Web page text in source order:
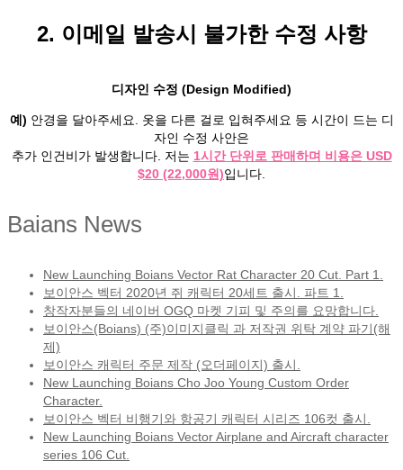
2. 이메일 발송시 불가한 수정 사항
디자인 수정 (Design Modified)
예) 안경을 달아주세요. 옷을 다른 걸로 입혀주세요 등 시간이 드는 디
자인 수정 사안은
추가 인건비가 발생합니다. 저는 1시간 단위로 판매하며 비용은 USD
$20 (22,000원)입니다.
Baians News
New Launching Boians Vector Rat Character 20 Cut. Part 1.
보이안스 벡터 2020년 쥐 캐릭터 20세트 출시. 파트 1.
창작자분들의 네이버 OGQ 마켓 기피 및 주의를 요망합니다.
보이안스(Boians) (주)이미지클릭 과 저작권 위탁 계약 파기(해
제)
보이안스 캐릭터 주문 제작 (오더페이지) 출시.
New Launching Boians Cho Joo Young Custom Order
Character.
보이안스 벡터 비행기와 항공기 캐릭터 시리즈 106컷 출시.
New Launching Boians Vector Airplane and Aircraft character
series 106 Cut.